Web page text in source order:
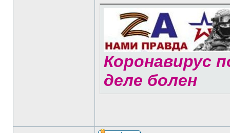
Коронавирус
деле болен